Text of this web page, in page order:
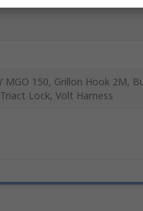
MGO 150, Grillon Hook 2M,
Lock, Volt Harness